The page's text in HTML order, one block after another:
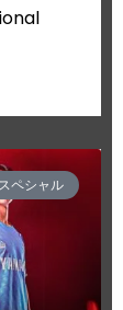
スペシャル